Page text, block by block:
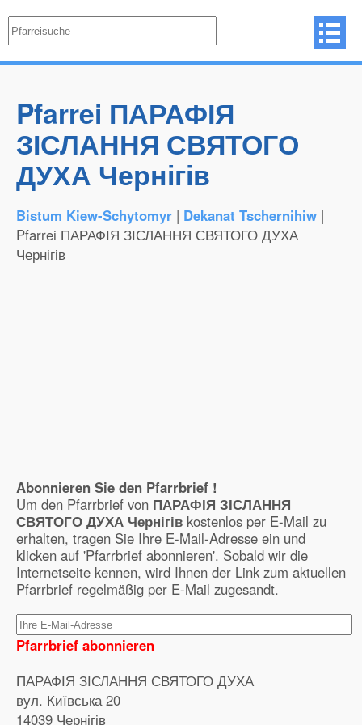
Pfarrei ПАРАФІЯ
ЗІСЛАННЯ СВЯТОГО
ДУХА Чернігів
Bistum Kiew-Schytomyr | Dekanat Tschernihiw |
Pfarrei ПАРАФІЯ ЗІСЛАННЯ СВЯТОГО ДУХА
Чернігів
Abonnieren Sie den Pfarrbrief !
Um den Pfarrbrief von ПАРАФІЯ ЗІСЛАННЯ
СВЯТОГО ДУХА Чернігів kostenlos per E-Mail zu
erhalten, tragen Sie Ihre E-Mail-Adresse ein und
klicken auf 'Pfarrbrief abonnieren'. Sobald wir die
Internetseite kennen, wird Ihnen der Link zum aktuellen
Pfarrbrief regelmäßig per E-Mail zugesandt.
Pfarrbrief abonnieren
ПАРАФІЯ ЗІСЛАННЯ СВЯТОГО ДУХА
вул. Київська 20
14039 Чернігів